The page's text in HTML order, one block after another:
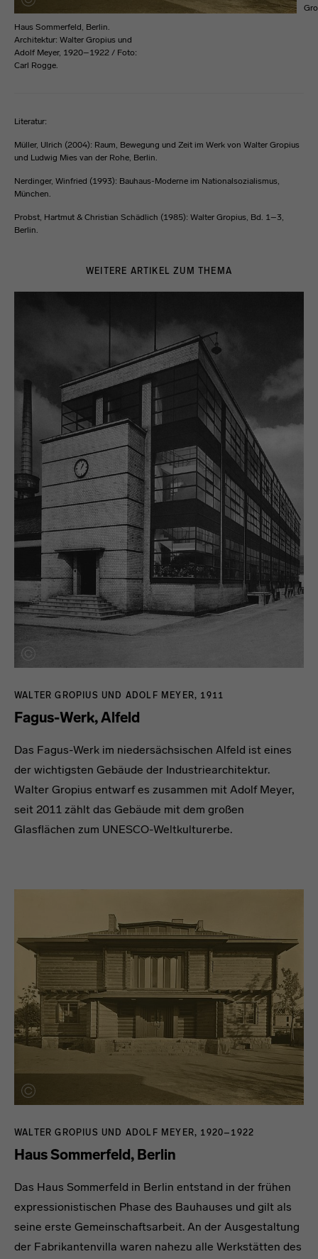
Haus Sommerfeld, Berlin.
Architektur: Walter Gropius und
Adolf Meyer, 1920–1922 / Foto:
Carl Rogge.
Literatur:
Müller, Ulrich (2004): Raum, Bewegung und Zeit im Werk von Walter Gropius
und Ludwig Mies van der Rohe, Berlin.
Nerdinger, Winfried (1993): Bauhaus-Moderne im Nationalsozialismus,
München.
Probst, Hartmut & Christian Schädlich (1985): Walter Gropius, Bd. 1–3,
Berlin.
WEITERE ARTIKEL ZUM THEMA
WALTER GROPIUS UND ADOLF MEYER, 1911
Fagus-Werk, Alfeld
Das Fagus-Werk im niedersächsischen Alfeld ist eines
der wichtigsten Gebäude der Industriearchitektur.
Walter Gropius entwarf es zusammen mit Adolf Meyer,
seit 2011 zählt das Gebäude mit dem großen
Glasflächen zum UNESCO-Weltkulturerbe.
WALTER GROPIUS UND ADOLF MEYER, 1920–1922
Haus Sommerfeld, Berlin
Das Haus Sommerfeld in Berlin entstand in der frühen
expressionistischen Phase des Bauhauses und gilt als
seine erste Gemeinschaftsarbeit. An der Ausgestaltung
der Fabrikantenvilla waren nahezu alle Werkstätten des